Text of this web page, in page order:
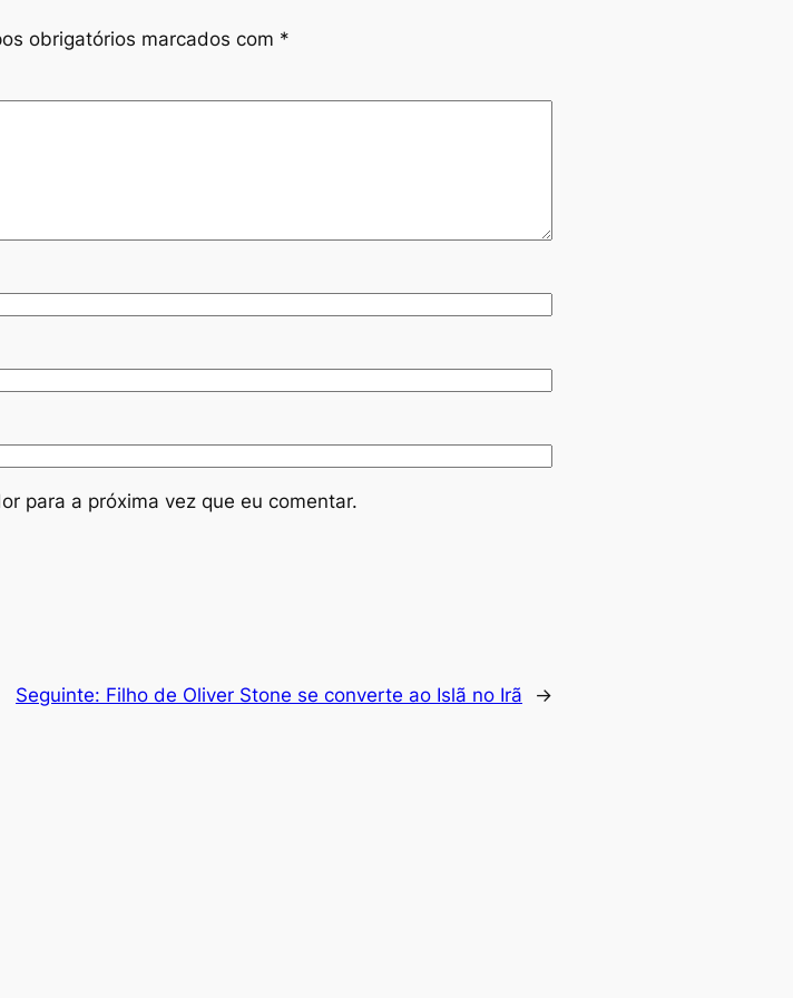
obrigatórios marcados com *
para a próxima vez que eu comentar.
Seguinte: Filho de Oliver Stone se converte ao Islã no Irã →